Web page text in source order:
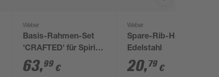
Weber
Basis-Rahmen-Set
'CRAFTED' für Spirit
300 Serie und
SmokeFire
63,99 €
Weber
Spare-Rib-Halter
Edelstahl
20,79 €